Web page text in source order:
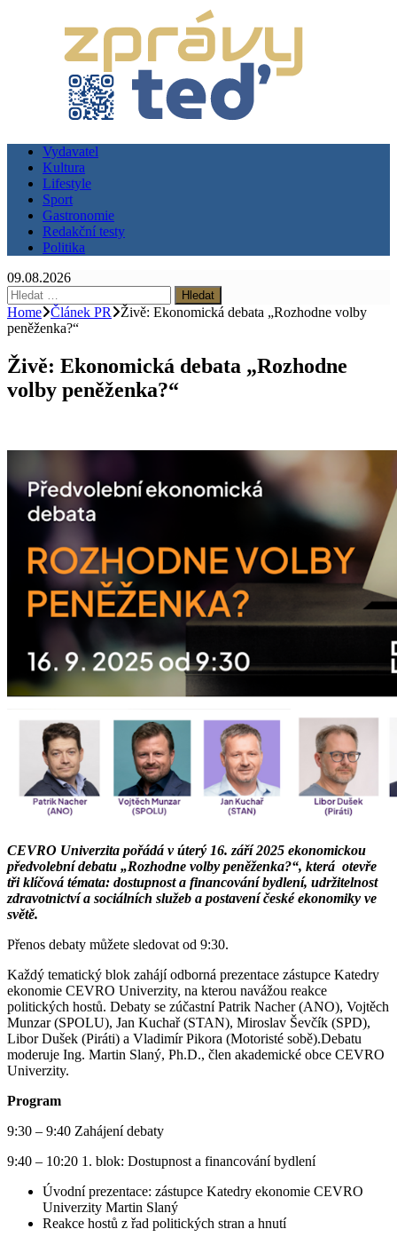
Vydavatel
Kultura
Lifestyle
Sport
Gastronomie
Redakční testy
Politika
09.08.2026
Vyhledávání
Home Článek PR
Živě: Ekonomická debata „Rozhodne volby
peněženka?“
Živě: Ekonomická debata „Rozhodne
volby peněženka?“
CEVRO Univerzita pořádá v úterý 16. září 2025 ekonomickou
předvolební debatu „Rozhodne volby peněženka?“, která otevře
tři klíčová témata: dostupnost a financování bydlení, udržitelnost
zdravotnictví a sociálních služeb a postavení české ekonomiky ve
světě.
Přenos debaty můžete sledovat od 9:30.
Každý tematický blok zahájí odborná prezentace zástupce Katedry
ekonomie CEVRO Univerzity, na kterou navážou reakce
politických hostů. Debaty se zúčastní Patrik Nacher (ANO), Vojtěch
Munzar (SPOLU), Jan Kuchař (STAN), Miroslav Ševčík (SPD),
Libor Dušek (Piráti) a Vladimír Pikora (Motoristé sobě).Debatu
moderuje Ing. Martin Slaný, Ph.D., člen akademické obce CEVRO
Univerzity.
Program
9:30 – 9:40 Zahájení debaty
9:40 – 10:20 1. blok: Dostupnost a financování bydlení
Úvodní prezentace: zástupce Katedry ekonomie CEVRO
Univerzity Martin Slaný
Reakce hostů z řad politických stran a hnutí